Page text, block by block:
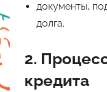
документы,
долга.
2.
кредита